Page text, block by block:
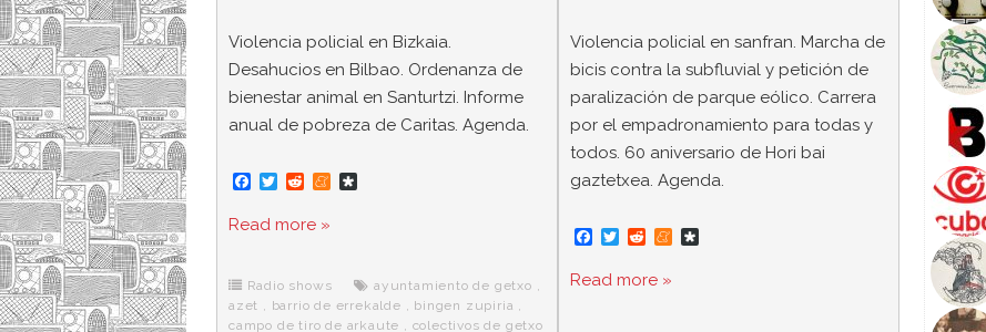
Violencia policial en Bizkaia.
Desahucios en Bilbao. Ordenanza de
bienestar animal en Santurtzi. Informe
anual de pobreza de Caritas. Agenda.
F
c
e
o
k
T
i
t
r
R
d
d
M
e
r
a
Read more »
Radio shows ayuntamiento de getxo
azet
barrio de errekalde bingen zupiria
campo de tiro de arkaute
colectivos de getxo
Violencia policial en sanfran. Marcha de
bicis contra la subfluvial y petición de
paralización de parque eólico. Carrera
por el empadronamiento para todas y
todos. 60 aniversario de Hori bai
gaztetxea. Agenda.
F
c
e
T
i
t
R
d
d
M D
Read more »